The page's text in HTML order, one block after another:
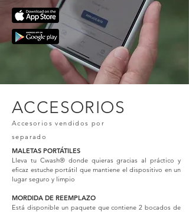
ACCESORIOS
Accesorios vendidos por
separado
MALETAS PORTÁTILES
Lleva tu Cwash® donde quieras gracias al práctico y
eficaz estuche portátil que mantiene el dispositivo en un
lugar seguro y limpio
MORDIDA DE REEMPLAZO
Está disponible un paquete que contiene 2 bocados de